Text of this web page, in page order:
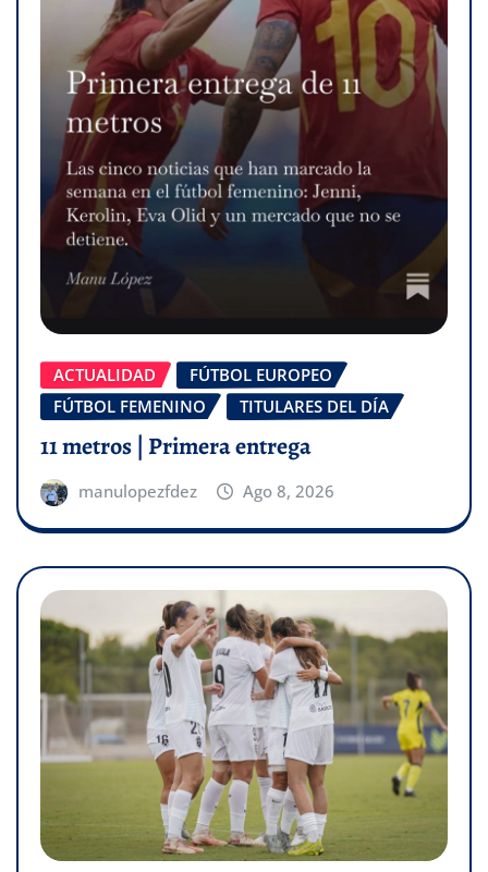
ACTUALIDAD
FÚTBOL EUROPEO
FÚTBOL FEMENINO
TITULARES DEL DÍA
11 metros | Primera entrega
manulopezfdez Ago 8, 2026